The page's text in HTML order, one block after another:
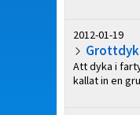
2012-01-19
Att dyka i
kallat in en